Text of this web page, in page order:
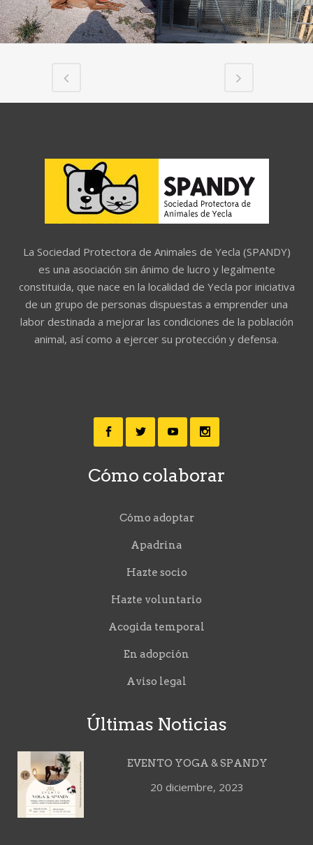
La Sociedad Protectora de Animales de Yecla (SPANDY)
es una asociación sin ánimo de lucro y legalmente
constituida, que nace en la localidad de Yecla por iniciativa
de un grupo de personas dispuestas a emprender una
labor destinada a mejorar las condiciones de la población
animal, así como a ejercer su protección y defensa.
Cómo colaborar
Cómo adoptar
Apadrina
Hazte socio
Hazte voluntario
Acogida temporal
En adopción
Aviso legal
Últimas Noticias
EVENTO YOGA & SPANDY
20 diciembre, 2023